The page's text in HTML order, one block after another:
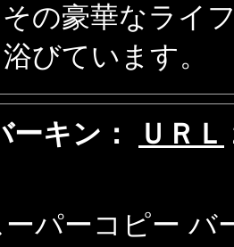
の豪華なライ
びています。
ーキン： ＵＲＬ
パーコピー バ